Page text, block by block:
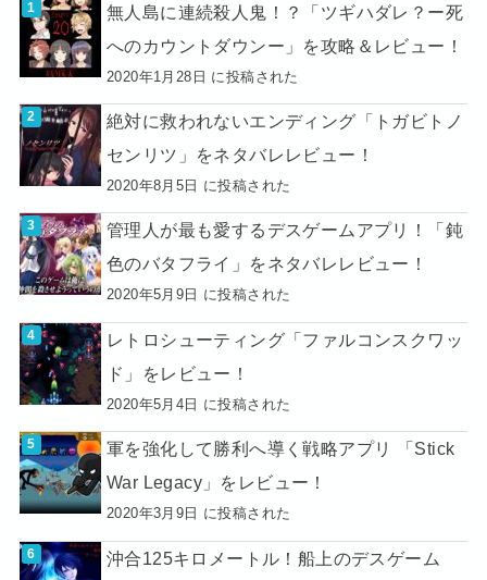
無人島に連続殺人鬼！？「ツギハダレ？ー死
へのカウントダウンー」を攻略＆レビュー！
2020年1月28日 に投稿された
絶対に救われないエンディング「トガビトノ
センリツ」をネタバレレビュー！
2020年8月5日 に投稿された
管理人が最も愛するデスゲームアプリ！「鈍
色のバタフライ」をネタバレレビュー！
2020年5月9日 に投稿された
レトロシューティング「ファルコンスクワッ
ド」をレビュー！
2020年5月4日 に投稿された
軍を強化して勝利へ導く戦略アプリ 「Stick
War Legacy」をレビュー！
2020年3月9日 に投稿された
沖合125キロメートル！船上のデスゲーム